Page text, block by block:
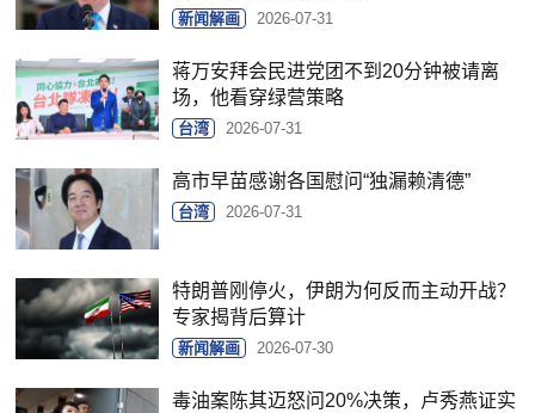
新闻解画 2026-07-31
蒋万安拜会民进党团不到20分钟被请离
场，他看穿绿营策略
台湾 2026-07-31
高市早苗感谢各国慰问“独漏赖清德”
台湾 2026-07-31
特朗普刚停火，伊朗为何反而主动开战？
专家揭背后算计
新闻解画 2026-07-30
毒油案陈其迈怒问20%决策，卢秀燕证实